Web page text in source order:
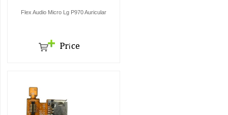
Flex Audio Micro Lg P970 Auricular